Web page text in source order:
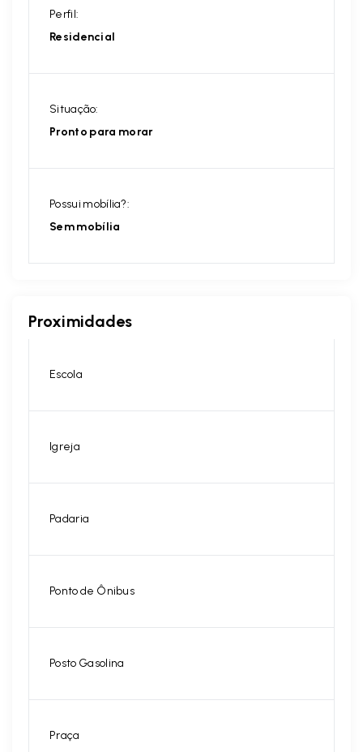
Perfil:
Residencial
Situação:
Pronto para morar
Possui mobília?:
Sem mobília
Proximidades
Escola
Igreja
Padaria
Ponto de Ônibus
Posto Gasolina
Praça